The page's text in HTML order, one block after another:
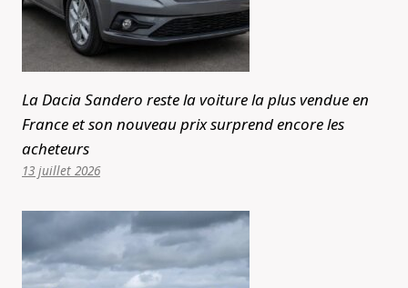
La Dacia Sandero reste la voiture la plus vendue en
France et son nouveau prix surprend encore les
acheteurs
13 juillet 2026